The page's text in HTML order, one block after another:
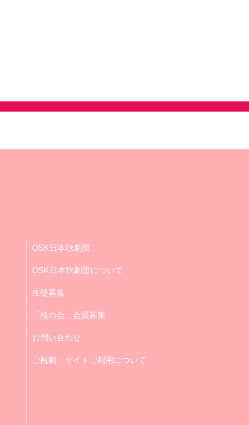
OSK日本歌劇団
OSK日本歌劇団について
生徒募集
「桜の会」会員募集
お問い合わせ
ご観劇・サイトご利用について